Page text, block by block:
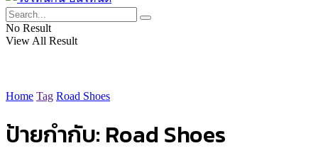
No Result
View All Result
Home Tag Road Shoes
ป้ายกำกับ: Road Shoes